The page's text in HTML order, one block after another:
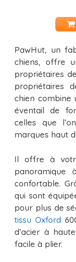
PawHut, un
chiens, offre
propriétaires
propriétaires
chien combine
éventail de
celles que
marques haut
Il offre à
panoramique
confortable.
qui sont
pour plus de
tissu Oxford
d’acier à
facile à plier.